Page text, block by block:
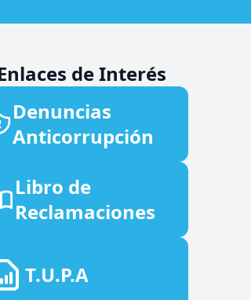
de Interés
Denuncias
Anticorrupción
Libro de
Reclamaciones
T.U.P.A